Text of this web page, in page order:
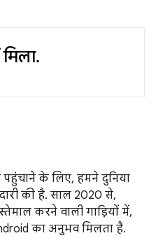
पहुंचाने के लिए, हमने दुनिया
की है. साल 2020 से,
करने वाली गाड़ियों में,
का अनुभव मिलता है.